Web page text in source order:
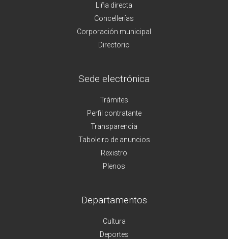
Liña directa
Concellerías
Corporación municipal
Directorio
Sede electrónica
Trámites
Perfil contratante
Transparencia
Taboleiro de anuncios
Rexistro
Plenos
Departamentos
Cultura
Deportes